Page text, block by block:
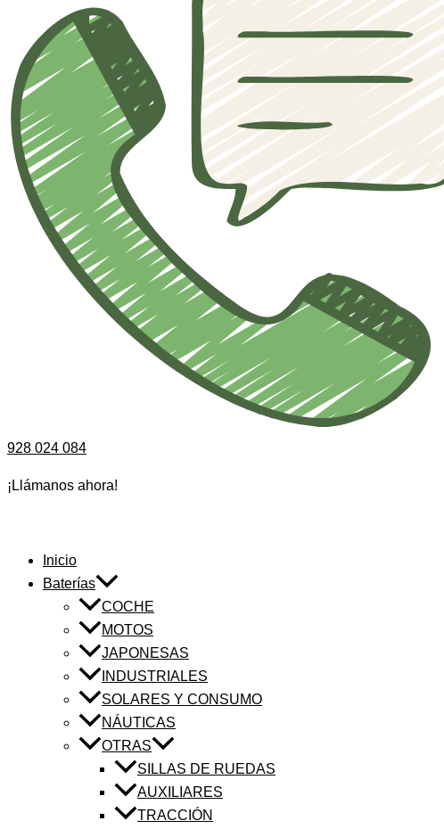
928 024 084
¡Llámanos ahora!
Inicio
Baterías
COCHE
MOTOS
JAPONESAS
INDUSTRIALES
SOLARES Y CONSUMO
NÁUTICAS
OTRAS
SILLAS DE RUEDAS
AUXILIARES
TRACCIÓN